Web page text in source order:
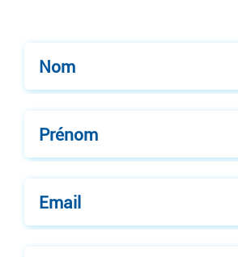
Nom
Prénom
Email